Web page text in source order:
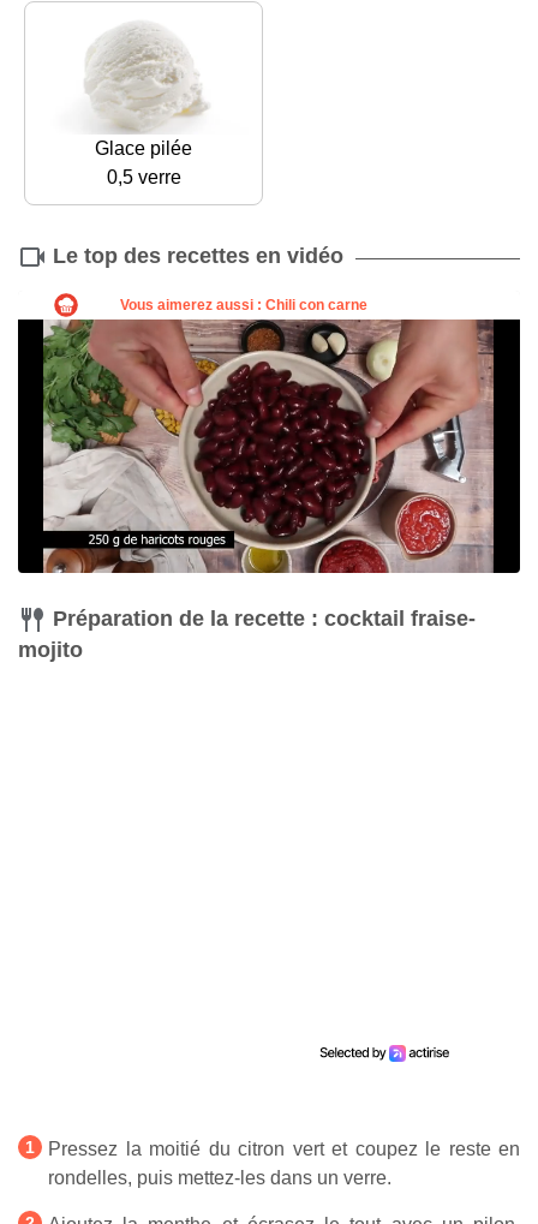
Glace pilée
0,5 verre
Le top des recettes en vidéo
Préparation de la recette : cocktail fraise-
mojito
Pressez la moitié du citron vert et coupez le reste en
rondelles, puis mettez-les dans un verre.